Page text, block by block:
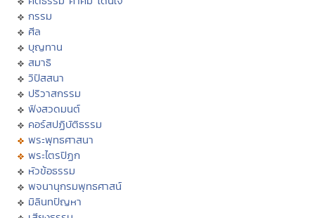
กรรม
ศีล
บุญทาน
สมาธิ
วิปัสสนา
ปริวาสกรรม
ฟังสวดมนต์
คอร์สปฏิบัติธรรม
พระพุทธศาสนา
พระไตรปิฏก
หัวข้อธรรม
พจนานุกรมพุทธศาสน์
มิลินทปัญหา